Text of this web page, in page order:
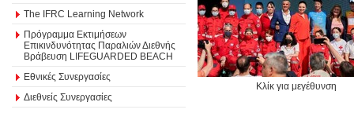
The IFRC Learning Network
Πρόγραμμα Εκτιμήσεων
Επικινδυνότητας Παραλιών Διεθνής
Βράβευση LIFEGUARDED BEACH
Εθνικές Συνεργασίες
Διεθνείς Συνεργασίες
Κλίκ για μεγέθυνση